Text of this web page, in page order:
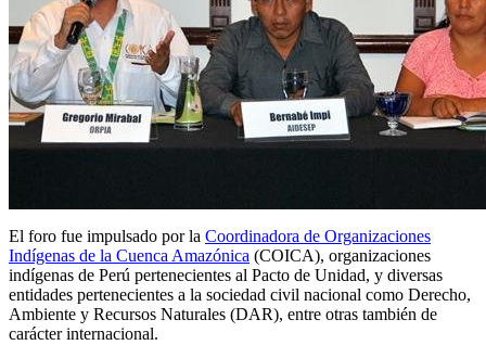
El foro fue impulsado por la Coordinadora de Organizaciones
Indígenas de la Cuenca Amazónica (COICA), organizaciones
indígenas de Perú pertenecientes al Pacto de Unidad, y diversas
entidades pertenecientes a la sociedad civil nacional como Derecho,
Ambiente y Recursos Naturales (DAR), entre otras también de
carácter internacional.